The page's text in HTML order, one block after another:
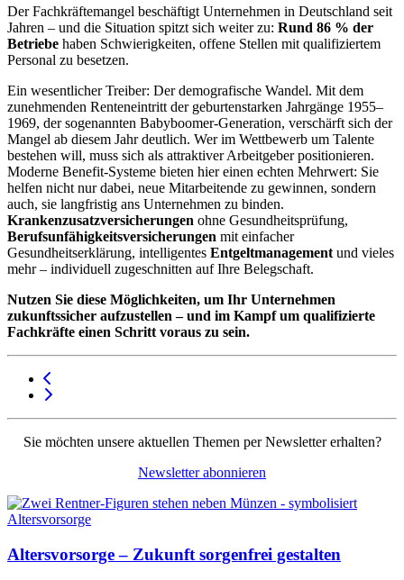
Der Fachkräftemangel beschäftigt Unternehmen in Deutschland seit
Jahren – und die Situation spitzt sich weiter zu: Rund 86 % der
Betriebe haben Schwierigkeiten, offene Stellen mit qualifiziertem
Personal zu besetzen.
Ein wesentlicher Treiber: Der demografische Wandel. Mit dem
zunehmenden Renteneintritt der geburtenstarken Jahrgänge 1955–
1969, der sogenannten Babyboomer-Generation, verschärft sich der
Mangel ab diesem Jahr deutlich. Wer im Wettbewerb um Talente
bestehen will, muss sich als attraktiver Arbeitgeber positionieren.
Moderne Benefit-Systeme bieten hier einen echten Mehrwert: Sie
helfen nicht nur dabei, neue Mitarbeitende zu gewinnen, sondern
auch, sie langfristig ans Unternehmen zu binden.
Krankenzusatzversicherungen ohne Gesundheitsprüfung,
Berufsunfähigkeitsversicherungen mit einfacher
Gesundheitserklärung, intelligentes Entgeltmanagement und vieles
mehr – individuell zugeschnitten auf Ihre Belegschaft.
Nutzen Sie diese Möglichkeiten, um Ihr Unternehmen
zukunftssicher aufzustellen – und im Kampf um qualifizierte
Fachkräfte einen Schritt voraus zu sein.
Sie möchten unsere aktuellen Themen per Newsletter erhalten?
Newsletter abonnieren
Altersvorsorge – Zukunft sorgenfrei gestalten